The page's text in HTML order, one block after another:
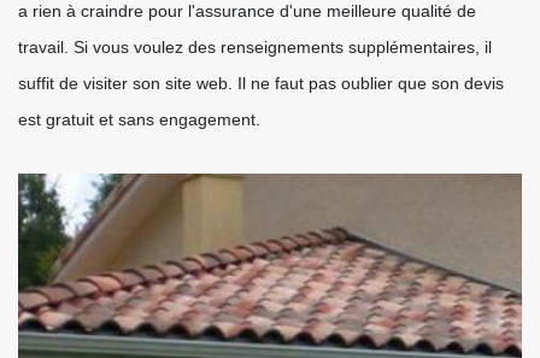
a rien à craindre pour l'assurance d'une meilleure qualité de
travail. Si vous voulez des renseignements supplémentaires, il
suffit de visiter son site web. Il ne faut pas oublier que son devis
est gratuit et sans engagement.